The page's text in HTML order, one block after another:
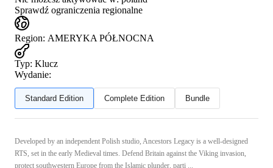
Sprawdź ograniczenia regionalne
Region: AMERYKA PÓŁNOCNA
Typ: Klucz
Wydanie:
Standard Edition Complete Edition Bundle
Developed by an independent Polish studio, Ancestors Legacy is a well-designed
RTS, set in the early Medieval times. Defend Britain against the Viking invasion,
protect southwestern Europe from the Islamic plunder, parti ...